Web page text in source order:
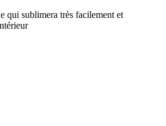
qui sublimera très facilement et